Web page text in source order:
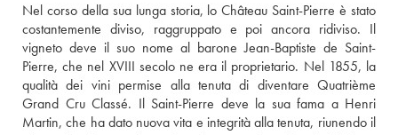
Nel corso della sua lunga storia, lo Château Saint-Pierre è stato
costantemente diviso, raggruppato e poi ancora ridiviso. Il
vigneto deve il suo nome al barone Jean-Baptiste de Saint-
Pierre, che nel XVIII secolo ne era il proprietario. Nel 1855, la
qualità dei vini permise alla tenuta di diventare Quatrième
Grand Cru Classé. Il Saint-Pierre deve la sua fama a Henri
Martin, che ha dato nuova vita e integrità alla tenuta, riunendo il